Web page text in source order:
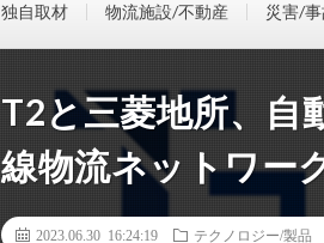
独自取材 物流施設/不動産 災害/
T2と三菱地所、自
線物流ネットワー
2023.06.30 16:24:19 テクノロジー/製品